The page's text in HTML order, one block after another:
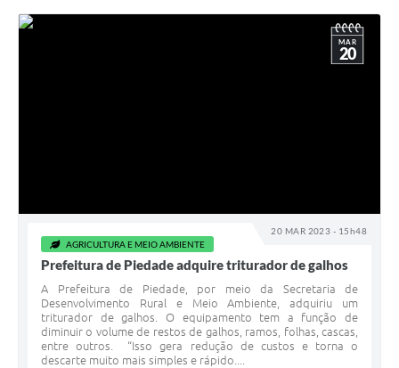
20 MAR 2023 - 15h48
MAR
20
AGRICULTURA E MEIO AMBIENTE
Prefeitura de Piedade adquire triturador de galhos
A Prefeitura de Piedade, por meio da Secretaria de
Desenvolvimento Rural e Meio Ambiente, adquiriu um
triturador de galhos. O equipamento tem a função de
diminuir o volume de restos de galhos, ramos, folhas, cascas,
entre outros. “Isso gera redução de custos e torna o
descarte muito mais simples e rápido....